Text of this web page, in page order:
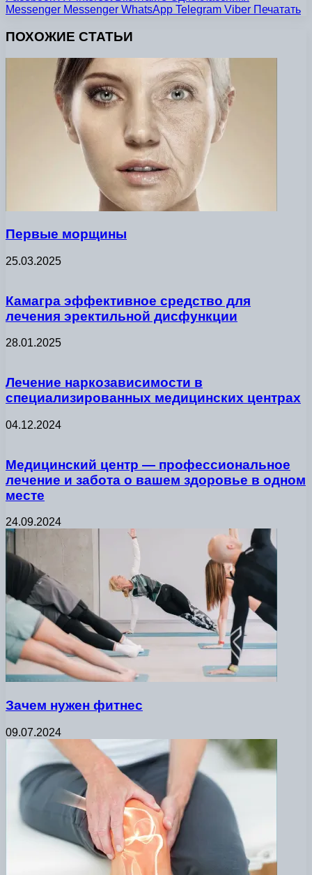
Messenger Messenger WhatsApp Telegram Viber Печатать
ПОХОЖИЕ СТАТЬИ
Первые морщины
25.03.2025
Камагра эффективное средство для
лечения эректильной дисфункции
28.01.2025
Лечение наркозависимости в
специализированных медицинских центрах
04.12.2024
Медицинский центр — профессиональное
лечение и забота о вашем здоровье в одном
месте
24.09.2024
Зачем нужен фитнес
09.07.2024